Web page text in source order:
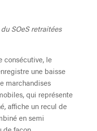
SOeS retraitées
consécutive, le
une baisse
marchandises
qui représente
affiche un recul de
en semi